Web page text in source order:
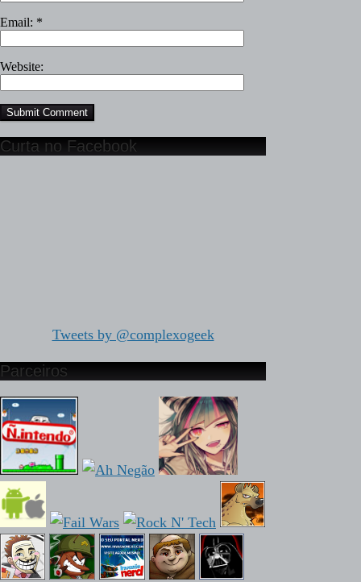
Email: *
Website:
Curta no Facebook
Tweets by @complexogeek
Parceiros